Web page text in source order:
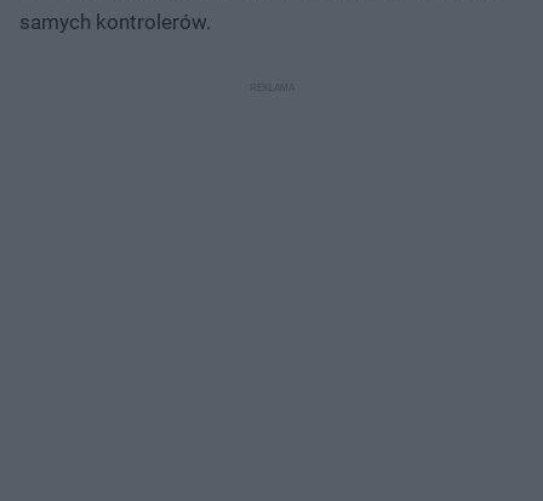
samych kontrolerów.